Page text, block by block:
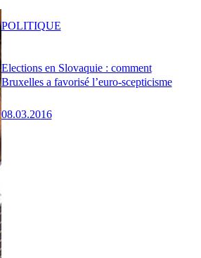
Elections en Slovaquie : comment
Bruxelles a favorisé l’euro-scepticisme
08.03.2016
POLITIQUE